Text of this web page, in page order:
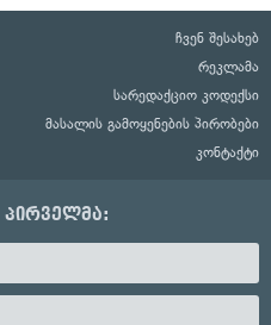
ჩვენ შესახებ
რეკლამა
სარედაქციო კოდექსი
მასალის გამოყენების პირობები
კონტაქტი
პირველმა: